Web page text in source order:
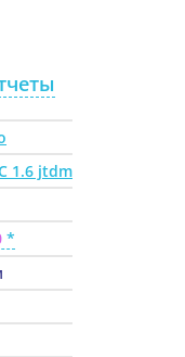
1.6 jtdm